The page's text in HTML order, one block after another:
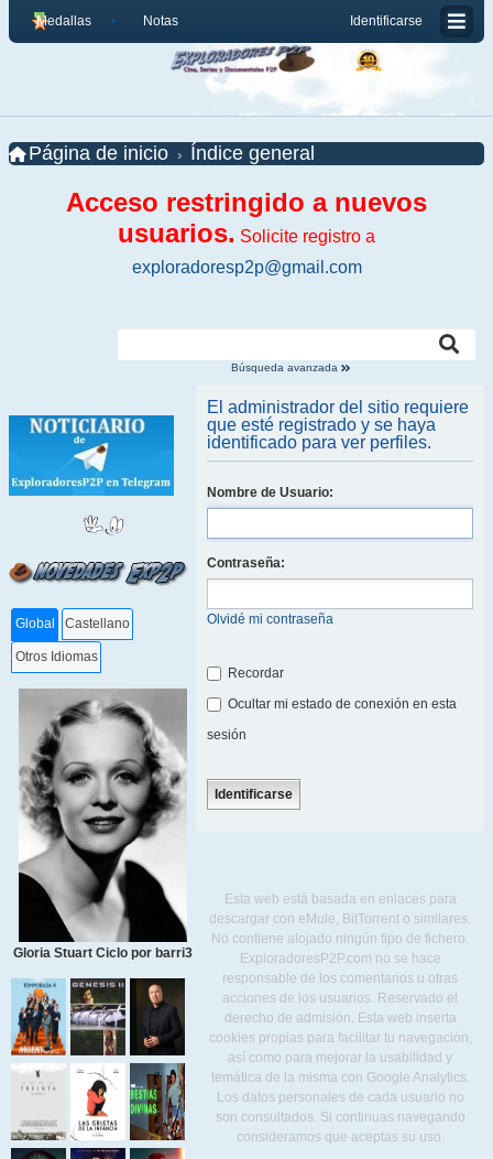
Identificarse
Medallas Notas
Página de inicio Índice general
Acceso restringido a nuevos
usuarios. Solicite registro a
exploradoresp2p@gmail.com
Búsqueda avanzada
Global Castellano
Otros Idiomas
Gloria Stuart Ciclo por barri3
El administrador del sitio requiere
que esté registrado y se haya
identificado para ver perfiles.
Nombre de Usuario:
Contraseña:
Olvidé mi contraseña
Recordar
Ocultar mi estado de conexión en esta
sesión
Esta web está basada en enlaces para
descargar con eMule, BitTorrent o similares.
No contiene alojado ningún tipo de fichero.
ExploradoresP2P.com no se hace
responsable de los comentarios u otras
acciones de los usuarios. Reservado el
derecho de admisión. Esta web inserta
cookies propias para facilitar tu navegación,
así como para mejorar la usabilidad y
temática de la misma con Google Analytics.
Los datos personales de cada usuario no
son consultados. Si continuas navegando
consideramos que aceptas su uso.